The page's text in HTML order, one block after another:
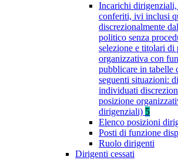
Incarichi
conferiti, ivi inclusi
discrezionalmente
politico senza
selezione e titolari di
organizzativa con
pubblicare in tabelle
seguenti situazioni:
individuati
posizione
dirigenziali) 5
Elenco posizioni
Posti di funzione
Ruolo dirigenti
Dirigenti cessati